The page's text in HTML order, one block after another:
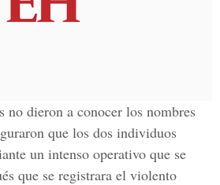
no dieron a conocer los nombres
que los dos individuos
un intenso operativo que se
que se registrara el violento